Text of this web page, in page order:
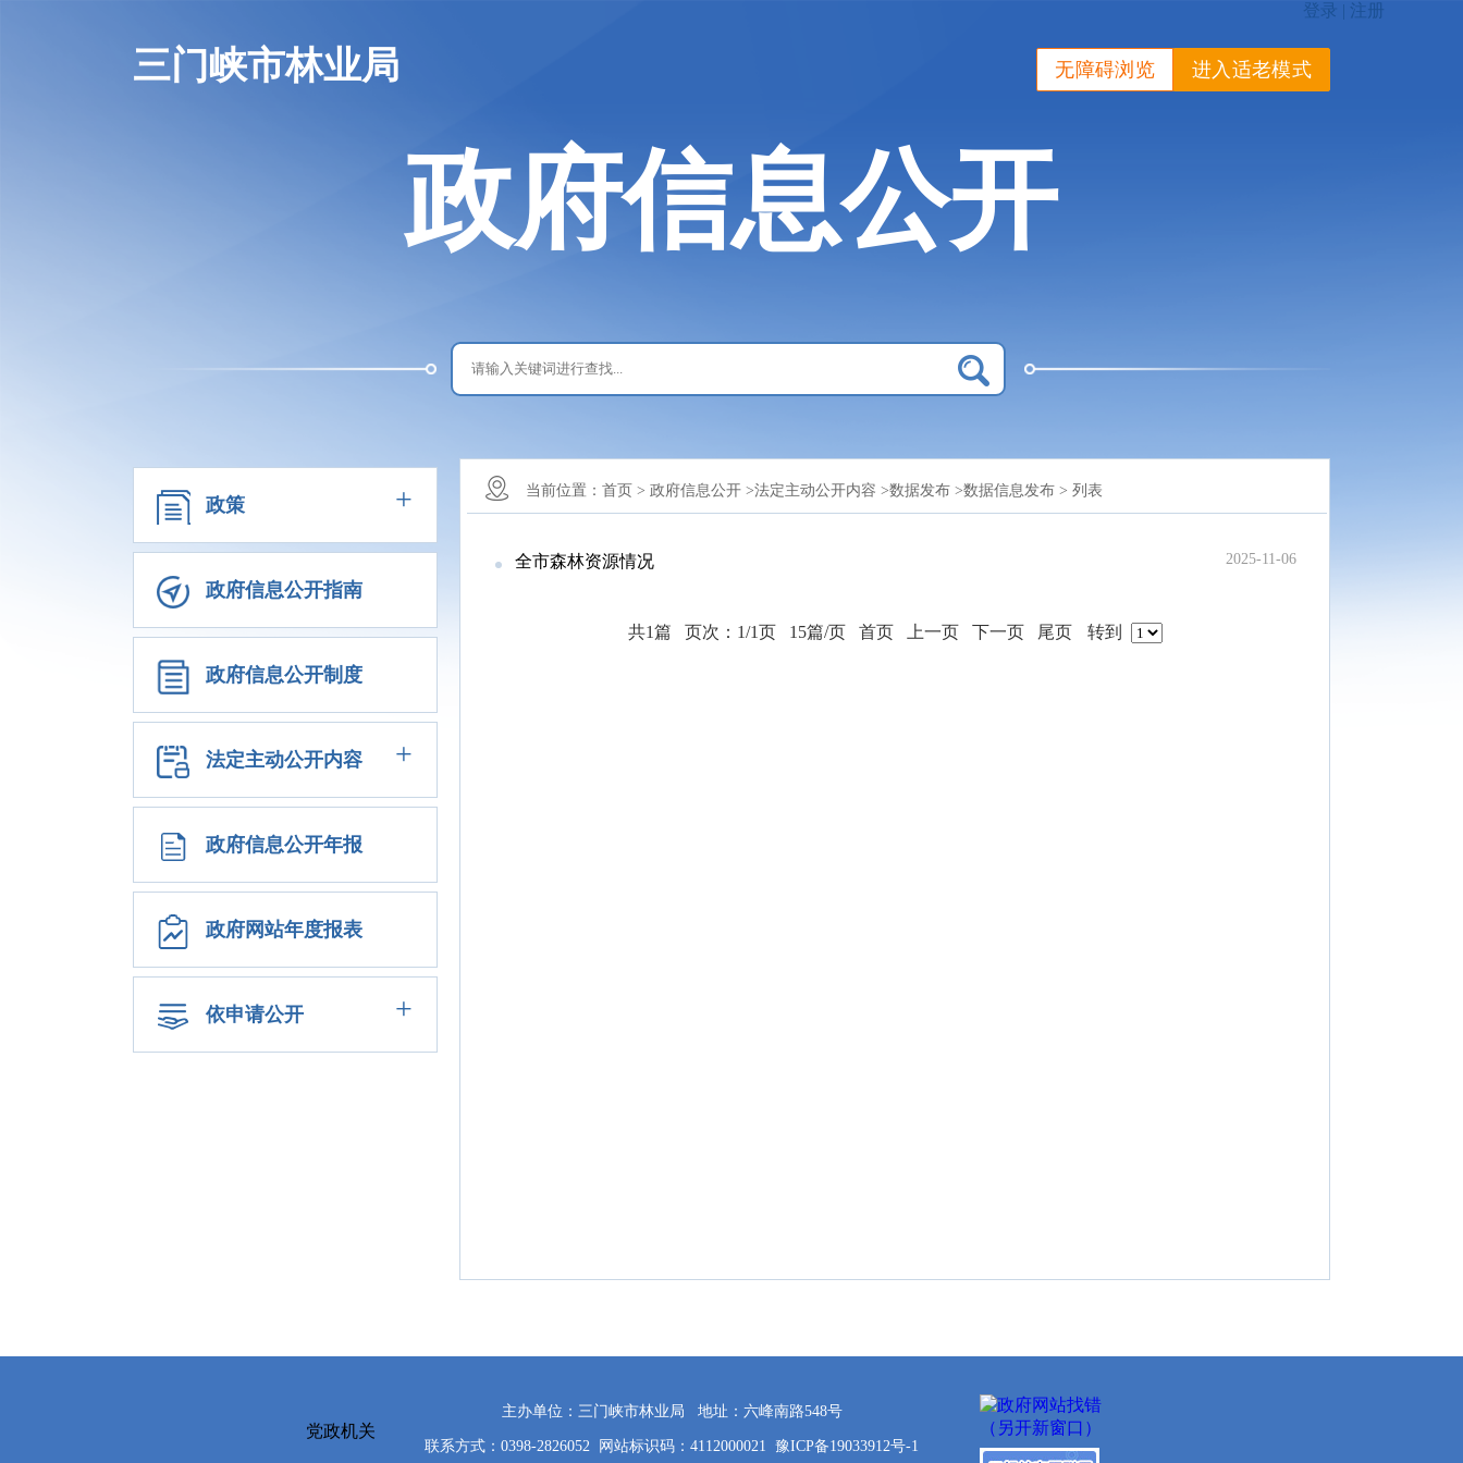
三门峡市林业局 无障碍浏览 进入适老模式
政府信息公开
政策 +
政府信息公开指南
政府信息公开制度
法定主动公开内容 +
政府信息公开年报
政府网站年度报表
依申请公开 +
当前位置： 首页 > 政府信息公开 >法定主动公开内容 >数据发布 >数据信息发布 > 列表
全市森林资源情况 2025-11-06
共1篇 页次：1/1页 15篇/页 首页 上一页 下一页 尾页 转到
党政机关
主办单位：三门峡市林业局 地址：六峰南路548号
联系方式：0398-2826052 网站标识码：4112000021 豫ICP备19033912号-1